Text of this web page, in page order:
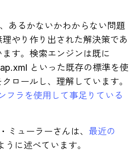
あるかないかわからない問題
やり作り出された解決策であ
す。検索エンジンは既に
といった既存の標準を使
ロールし、理解しています。
フラを使用して事足りている
ミューラーさんは、 最近の
うに述べています。